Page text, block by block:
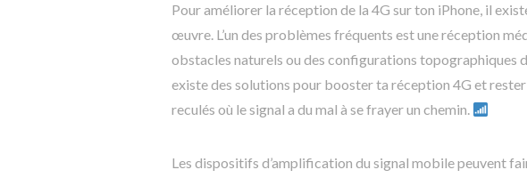
Pour améliorer la réception de la 4G sur ton iPhone, il
œuvre. L’un des problèmes fréquents est une réception
obstacles naturels ou des configurations topographiques
existe des solutions pour booster ta réception 4G et rester
reculés où le signal a du mal à se frayer un chemin.
Les dispositifs d’amplification du signal mobile peuvent